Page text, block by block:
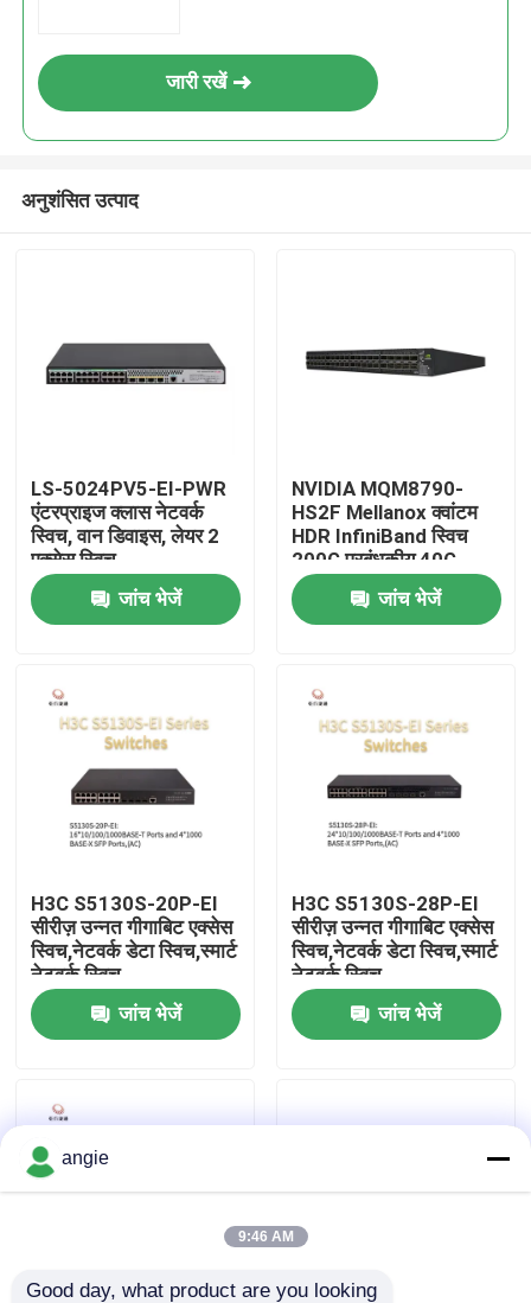
घर
उत्पाद
हमारे बारे में
फ़ैक्टरी टूर
गुणवत्ता नियंत्रण
हमसे संपर्क करें
रैक स्टोरेज सर्वर
जारी रखें
अनुशंसित उत्पाद
LS-5024PV5-EI-PWR
एंटरप्राइज क्लास नेटवर्क
स्विच, वान डिवाइस, लेयर 2
एक्सेस स्विच
जांच भेजें
NVIDIA MQM8790-
HS2F Mellanox क्वांटम
HDR InfiniBand स्विच
200G प्रबंधकीय 40G
बुद्धिमान
जांच भेजें
H3C S5130S-20P-EI
सीरीज़ उन्नत गीगाबिट एक्सेस
स्विच,नेटवर्क डेटा स्विच,स्मार्ट
नेटवर्क स्विच
जांच भेजें
H3C S5130S-28P-EI
सीरीज़ उन्नत गीगाबिट एक्सेस
स्विच,नेटवर्क डेटा स्विच,स्मार्ट
नेटवर्क स्विच
जांच भेजें
angie
9:46 AM
Good day, what product are you looking